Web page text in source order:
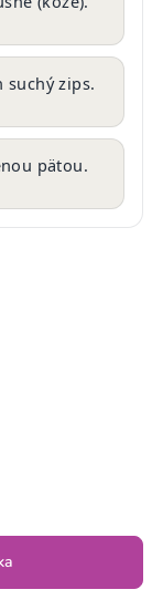
suchý zips.
pätou.